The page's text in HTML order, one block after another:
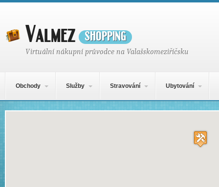
Valmezshopping
Virtuální nákupní průvodce na Valašskomeziříčsku
Obchody Služby Stravování Ubytování
Mapa obsahu